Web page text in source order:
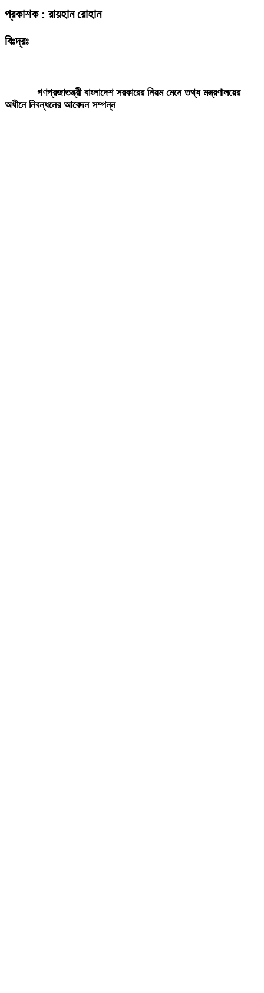
প্রকাশক : রায়হান রোহান
বিঃদ্রঃ
গণপ্রজাতন্ত্রী বাংলাদেশ সরকারের নিয়ম মেনে তথ্য মন্ত্রণালয়ের
অধীনে নিবন্ধনের আবেদন সম্পন্ন